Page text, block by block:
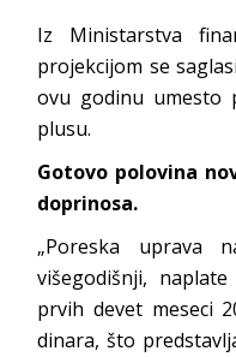
Iz Ministarstva
projekcijom se
ovu godinu umesto
plusu.
Gotovo polovina
doprinosa.
„Poreska uprava
višegodišnji,
prvih devet meseci
dinara, što